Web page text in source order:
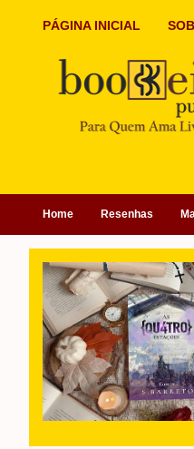
PÁGINA INICIAL
Home Resenhas